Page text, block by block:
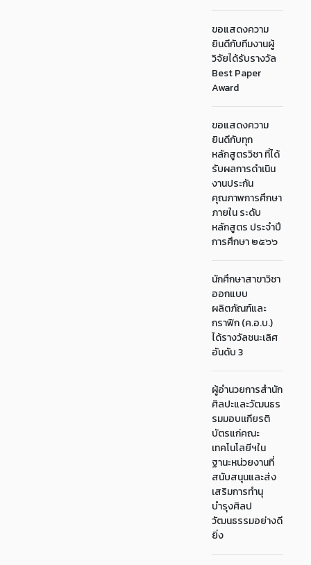
ขอแสดงความ
ยินดีกับทีมงานผู้
วิจัยได้รับรางวัล
Best Paper
Award
ขอแสดงความ
ยินดีกับทุก
หลักสูตรวิชา ที่ได้
รับผลการดำเนิน
งานประกัน
คุณภาพการศึกษา
ภายใน ระดับ
หลักสูตร ประจำปี
การศึกษา ๒๕๖๖
นักศึกษาสาขาวิชา
ออกแบบ
ผลิตภัณฑ์และ
กราฟิก (ค.อ.บ.)
ได้รางวัลชนะเลิศ
อันดับ 3
ผู้อำนวยการสำนัก
ศิลปะและวัฒนธร
รมมอบเเกียรติ
บัตรแก่คณะ
เทคโนโลยีฯใน
ฐานะหน่วยงานที่
สนับสนุนและส่ง
เสริมการทำนุ
บำรุงศิลป
วัฒนธรรมอย่างดี
ยิ่ง